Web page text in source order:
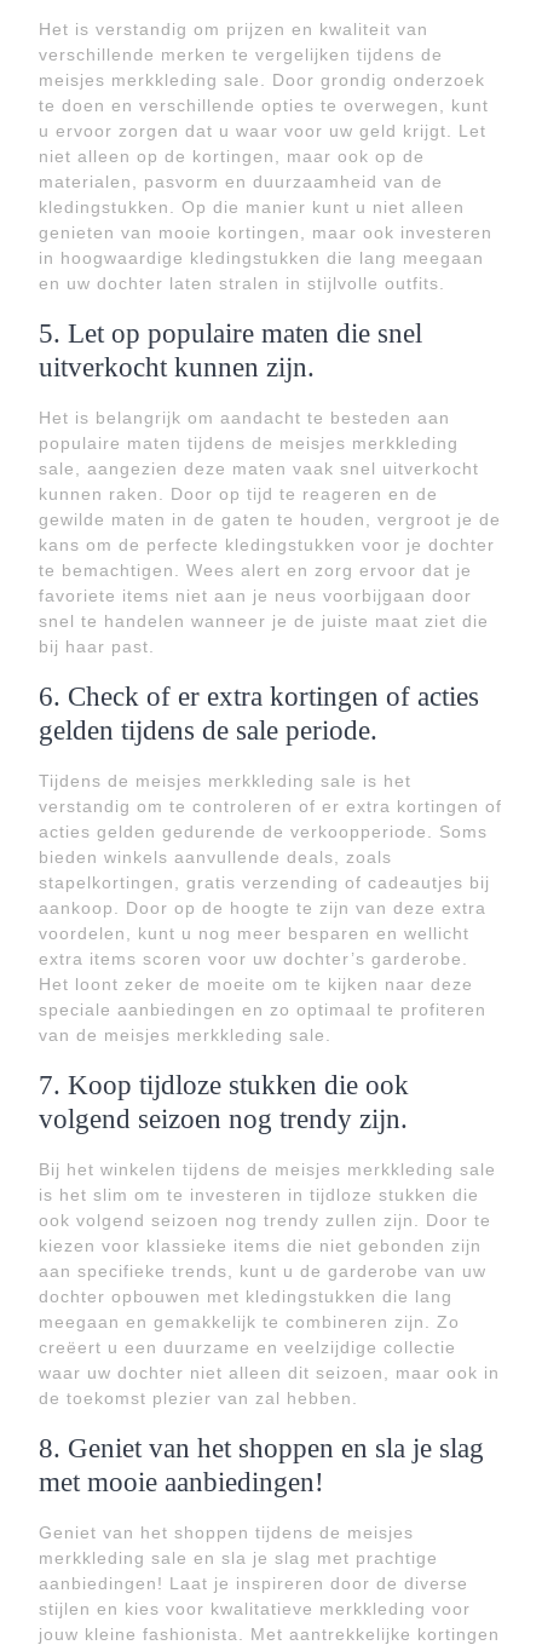
Het is verstandig om prijzen en kwaliteit van
verschillende merken te vergelijken tijdens de
meisjes merkkleding sale. Door grondig onderzoek
te doen en verschillende opties te overwegen, kunt
u ervoor zorgen dat u waar voor uw geld krijgt. Let
niet alleen op de kortingen, maar ook op de
materialen, pasvorm en duurzaamheid van de
kledingstukken. Op die manier kunt u niet alleen
genieten van mooie kortingen, maar ook investeren
in hoogwaardige kledingstukken die lang meegaan
en uw dochter laten stralen in stijlvolle outfits.
5. Let op populaire maten die snel
uitverkocht kunnen zijn.
Het is belangrijk om aandacht te besteden aan
populaire maten tijdens de meisjes merkkleding
sale, aangezien deze maten vaak snel uitverkocht
kunnen raken. Door op tijd te reageren en de
gewilde maten in de gaten te houden, vergroot je de
kans om de perfecte kledingstukken voor je dochter
te bemachtigen. Wees alert en zorg ervoor dat je
favoriete items niet aan je neus voorbijgaan door
snel te handelen wanneer je de juiste maat ziet die
bij haar past.
6. Check of er extra kortingen of acties
gelden tijdens de sale periode.
Tijdens de meisjes merkkleding sale is het
verstandig om te controleren of er extra kortingen of
acties gelden gedurende de verkoopperiode. Soms
bieden winkels aanvullende deals, zoals
stapelkortingen, gratis verzending of cadeautjes bij
aankoop. Door op de hoogte te zijn van deze extra
voordelen, kunt u nog meer besparen en wellicht
extra items scoren voor uw dochter’s garderobe.
Het loont zeker de moeite om te kijken naar deze
speciale aanbiedingen en zo optimaal te profiteren
van de meisjes merkkleding sale.
7. Koop tijdloze stukken die ook
volgend seizoen nog trendy zijn.
Bij het winkelen tijdens de meisjes merkkleding sale
is het slim om te investeren in tijdloze stukken die
ook volgend seizoen nog trendy zullen zijn. Door te
kiezen voor klassieke items die niet gebonden zijn
aan specifieke trends, kunt u de garderobe van uw
dochter opbouwen met kledingstukken die lang
meegaan en gemakkelijk te combineren zijn. Zo
creëert u een duurzame en veelzijdige collectie
waar uw dochter niet alleen dit seizoen, maar ook in
de toekomst plezier van zal hebben.
8. Geniet van het shoppen en sla je slag
met mooie aanbiedingen!
Geniet van het shoppen tijdens de meisjes
merkkleding sale en sla je slag met prachtige
aanbiedingen! Laat je inspireren door de diverse
stijlen en kies voor kwalitatieve merkkleding voor
jouw kleine fashionista. Met aantrekkelijke kortingen